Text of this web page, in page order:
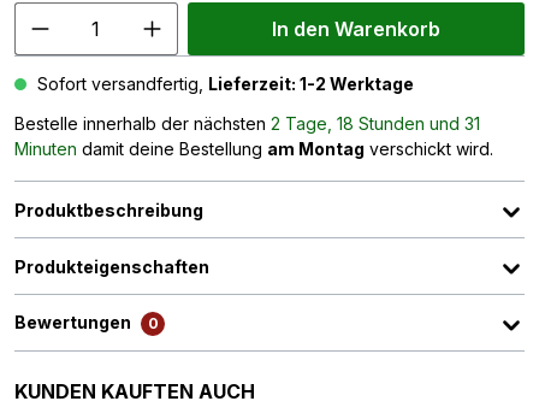
In den Warenkorb
Sofort versandfertig, Lieferzeit: 1-2 Werktage
Bestelle innerhalb der nächsten 2 Tage, 18 Stunden und 31
Minuten damit deine Bestellung am Montag verschickt wird.
Produktbeschreibung
Produkteigenschaften
Bewertungen 0
Produktgalerie überspringen
KUNDEN KAUFTEN AUCH